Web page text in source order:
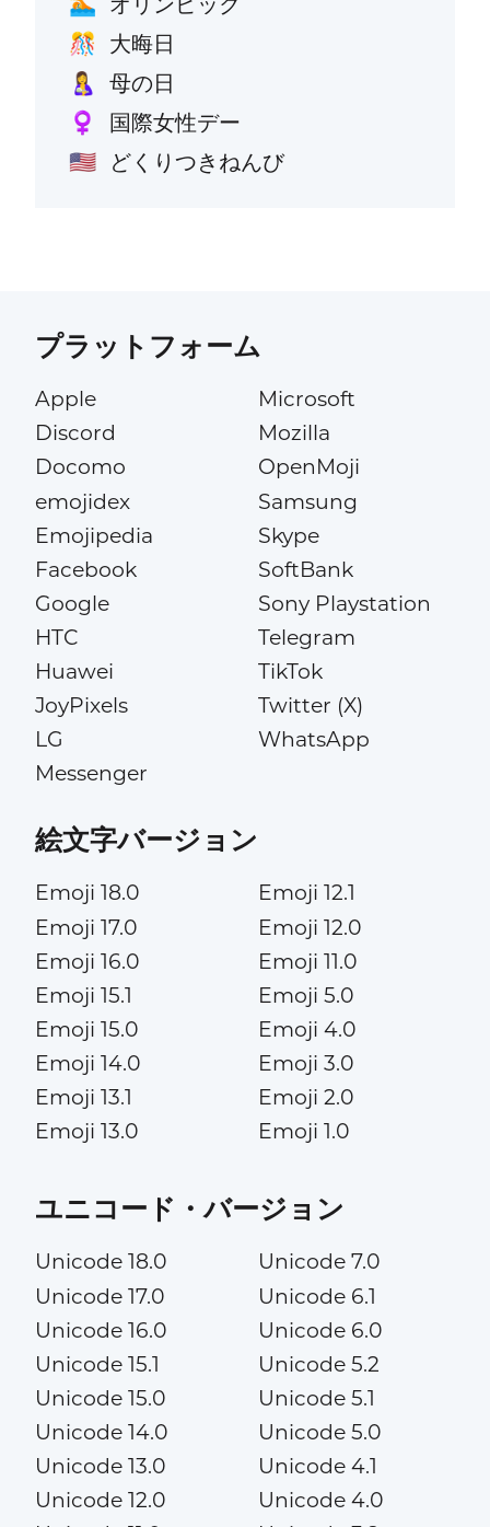
🎊 大晦日
🤱 母の日
♀️ 国際女性デー
🇺🇸 どくりつきねんび
プラットフォーム
Apple
Discord
Docomo
emojidex
Emojipedia
Facebook
Google
HTC
Huawei
JoyPixels
LG
Messenger
Microsoft
Mozilla
OpenMoji
Samsung
Skype
SoftBank
Sony Playstation
Telegram
TikTok
Twitter (X)
WhatsApp
絵文字バージョン
Emoji 18.0
Emoji 17.0
Emoji 16.0
Emoji 15.1
Emoji 15.0
Emoji 14.0
Emoji 13.1
Emoji 13.0
Emoji 12.1
Emoji 12.0
Emoji 11.0
Emoji 5.0
Emoji 4.0
Emoji 3.0
Emoji 2.0
Emoji 1.0
ユニコード・バージョン
Unicode 18.0
Unicode 17.0
Unicode 16.0
Unicode 15.1
Unicode 15.0
Unicode 14.0
Unicode 13.0
Unicode 12.0
Unicode 7.0
Unicode 6.1
Unicode 6.0
Unicode 5.2
Unicode 5.1
Unicode 5.0
Unicode 4.1
Unicode 4.0